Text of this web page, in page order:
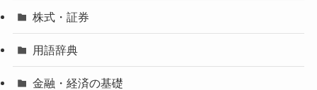
株式・証券
用語辞典
金融・経済の基礎